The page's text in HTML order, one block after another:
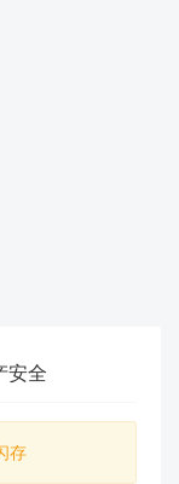
安全
存